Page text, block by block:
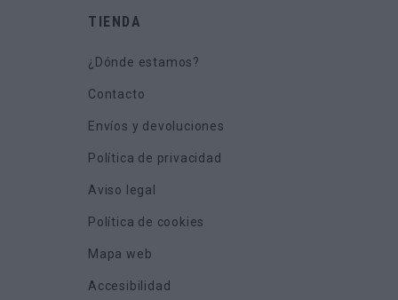
TIENDA
¿Dónde estamos?
Contacto
Envíos y devoluciones
Política de privacidad
Aviso legal
Política de cookies
Mapa web
Accesibilidad